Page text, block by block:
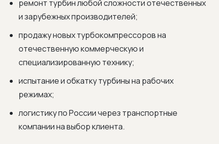
ремонт турбин любой сложности отечественных
и зарубежных производителей;
продажу новых турбокомпрессоров на
отечественную коммерческую и
специализированную технику;
испытание и обкатку турбины на рабочих
режимах;
логистику по России через транспортные
компании на выбор клиента.